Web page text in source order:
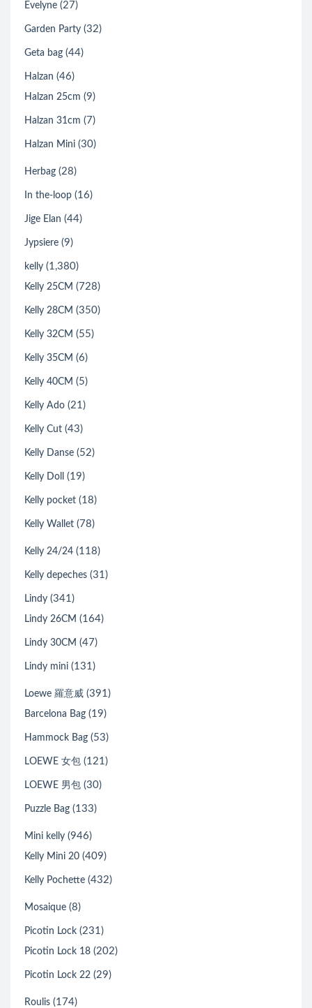
Evelyne (27)
Garden Party (32)
Geta bag (44)
Halzan (46)
Halzan 25cm (9)
Halzan 31cm (7)
Halzan Mini (30)
Herbag (28)
In the-loop (16)
Jige Elan (44)
Jypsiere (9)
kelly (1,380)
Kelly 25CM (728)
Kelly 28CM (350)
Kelly 32CM (55)
Kelly 35CM (6)
Kelly 40CM (5)
Kelly Ado (21)
Kelly Cut (43)
Kelly Danse (52)
Kelly Doll (19)
Kelly pocket (18)
Kelly Wallet (78)
Kelly 24/24 (118)
Kelly depeches (31)
Lindy (341)
Lindy 26CM (164)
Lindy 30CM (47)
Lindy mini (131)
Loewe 羅意威 (391)
Barcelona Bag (19)
Hammock Bag (53)
LOEWE 女包 (121)
LOEWE 男包 (30)
Puzzle Bag (133)
Mini kelly (946)
Kelly Mini 20 (409)
Kelly Pochette (432)
Mosaique (8)
Picotin Lock (231)
Picotin Lock 18 (202)
Picotin Lock 22 (29)
Roulis (174)